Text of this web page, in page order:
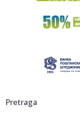
19:06:Kampaco
Detalji
19:05:Kako će
Pretraga